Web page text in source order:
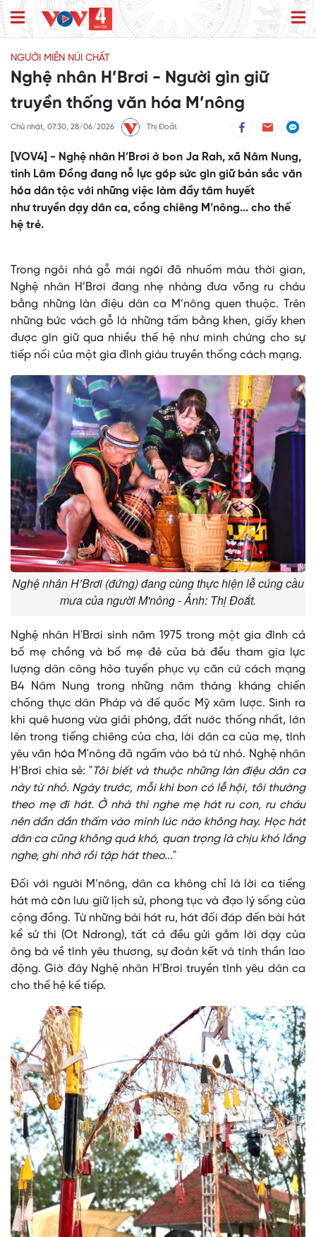
NGƯỜI MIỀN NÚI CHẤT
Nghệ nhân H’Brơi - Người gìn giữ
truyền thống văn hóa M’nông
Chủ nhật, 07:30, 28/06/2026 Thị Đoắt
[VOV4] - Nghệ nhân H’Brơi ở bon Ja Rah, xã Nâm Nung,
tỉnh Lâm Đồng đang nỗ lực góp sức gìn giữ bản sắc văn
hóa dân tộc với những việc làm đầy tâm huyết
như truyền dạy dân ca, cồng chiêng M’nông... cho thế
hệ trẻ.
Trong ngôi nhà gỗ mái ngói đã nhuốm màu thời gian,
Nghệ nhân H’Brơi đang nhẹ nhàng đưa võng ru cháu
bằng những làn điệu dân ca M’nông quen thuộc. Trên
những bức vách gỗ là những tấm bằng khen, giấy khen
được gìn giữ qua nhiều thế hệ như minh chứng cho sự
tiếp nối của một gia đình giàu truyền thống cách mạng.
Nghệ nhân H’Brơi (đứng) đang cùng thực hiện lễ cúng cầu
mưa của người M'nông - Ảnh: Thị Đoắt.
Nghệ nhân H'Brơi sinh năm 1975 trong một gia đình cả
bố mẹ chồng và bố mẹ đẻ của bà đều tham gia lực
lượng dân công hỏa tuyến phục vụ căn cứ cách mạng
B4 Nâm Nung trong những năm tháng kháng chiến
chống thực dân Pháp và đế quốc Mỹ xâm lược. Sinh ra
khi quê hương vừa giải phóng, đất nước thống nhất, lớn
lên trong tiếng chiêng của cha, lời dân ca của mẹ, tình
yêu văn hóa M'nông đã ngấm vào bà từ nhỏ. Nghệ nhân
H’Brơi chia sẻ: "Tôi biết và thuộc những làn điệu dân ca
này từ nhỏ. Ngày trước, mỗi khi bon có lễ hội, tôi thường
theo mẹ đi hát. Ở nhà thì nghe mẹ hát ru con, ru cháu
nên dần dần thấm vào mình lúc nào không hay. Học hát
dân ca cũng không quá khó, quan trọng là chịu khó lắng
nghe, ghi nhớ rồi tập hát theo..."
Đối với người M’nông, dân ca không chỉ là lời ca tiếng
hát mà còn lưu giữ lịch sử, phong tục và đạo lý sống của
cộng đồng. Từ những bài hát ru, hát đối đáp đến bài hát
kể sử thi (Ot Ndrong), tất cả đều gửi gắm lời dạy của
ông bà về tình yêu thương, sự đoàn kết và tinh thần lao
động. Giờ đây Nghệ nhân H'Brơi truyền tình yêu dân ca
cho thế hệ kế tiếp.